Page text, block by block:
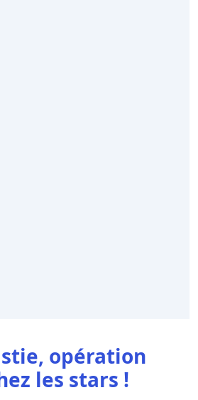
opération
les stars !